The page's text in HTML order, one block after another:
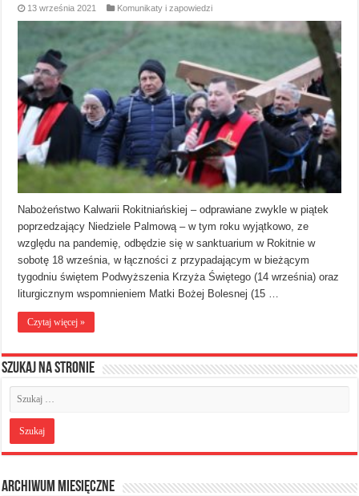
13 września 2021 Komunikaty i zapowiedzi
Nabożeństwo Kalwarii Rokitniańskiej – odprawiane zwykle w piątek
poprzedzający Niedziele Palmową – w tym roku wyjątkowo, ze
względu na pandemię, odbędzie się w sanktuarium w Rokitnie w
sobotę 18 września, w łączności z przypadającym w bieżącym
tygodniu świętem Podwyższenia Krzyża Świętego (14 września) oraz
liturgicznym wspomnieniem Matki Bożej Bolesnej (15 …
Czytaj więcej »
Szukaj na stronie
Archiwum miesięczne